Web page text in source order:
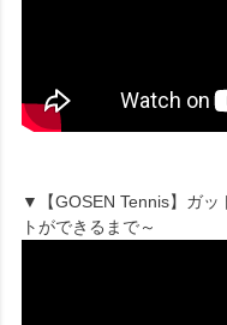
▼【GOSEN Tennis】ガッ
トができるまで～